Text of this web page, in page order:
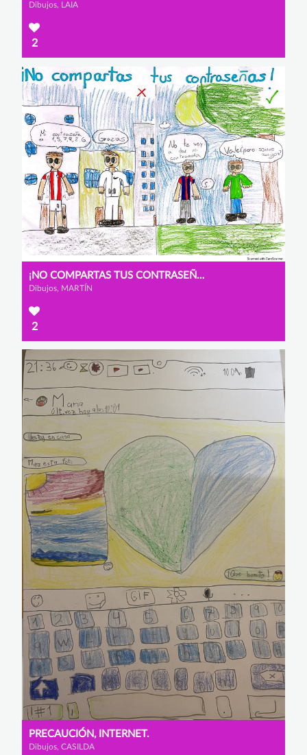
Dibujos, LAIA
2
¡NO COMPARTAS TUS CONTRASEÑAS!
Dibujos, MARTÍN
2
PRECAUCIÓN, INTERNET.
Dibujos, CASILDA